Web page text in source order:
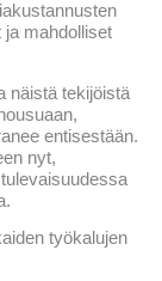
ja mahdolliset
näistä tekijöistä
entisestään.
nyt,
työkalujen